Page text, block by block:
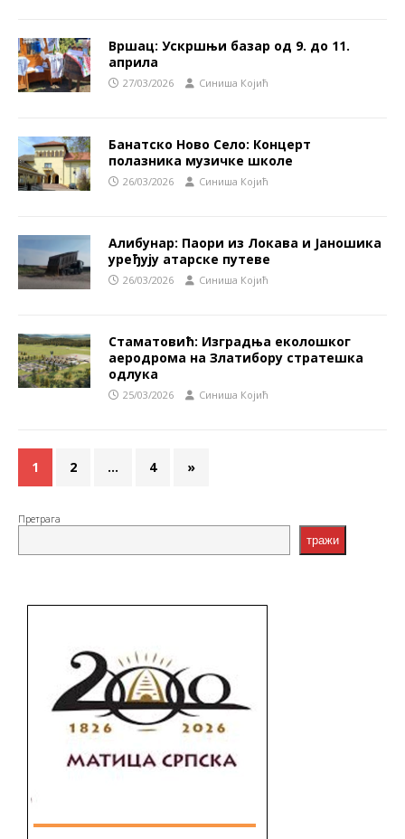
Вршац: Ускршњи базар од 9. до 11.
априла
27/03/2026 Синиша Којић
Банатско Ново Село: Концерт
полазника музичке школе
26/03/2026 Синиша Којић
Алибунар: Паори из Локава и Јаношика
уређују атарске путеве
26/03/2026 Синиша Којић
Стаматовић: Изградња еколошког
аеродрома на Златибору стратешка
одлука
25/03/2026 Синиша Којић
1 2 … 4 »
Претрага
тражи